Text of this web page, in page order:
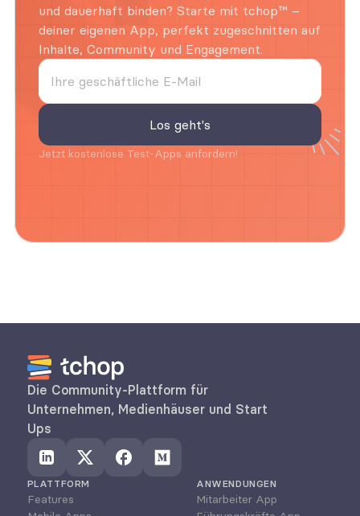
und dauerhaft binden? Starte mit tchop™ –
deiner eigenen App, perfekt zugeschnitten auf
Inhalte, Community und Engagement.
Jetzt kostenlose Test-Apps anfordern!
Die Community-Plattform für
Unternehmen, Medienhäuser und Start
Ups
PLATTFORM
Features
ANWENDUNGEN
Mitarbeiter App